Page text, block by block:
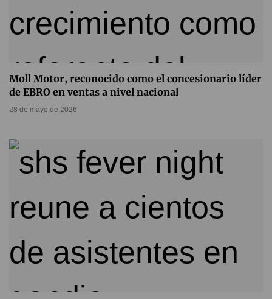
Moll Motor, reconocido como el concesionario líder
de EBRO en ventas a nivel nacional
28 de mayo de 2026